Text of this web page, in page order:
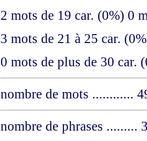
2 mots de 19 car. (0%) 0
3 mots de 21 à 25 car.
0 mots de plus de 30 car.
nombre de mots ............
nombre de phrases .........